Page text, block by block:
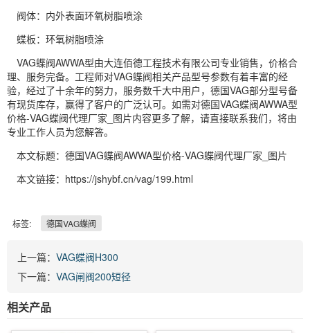
阀体：内外表面环氧树脂喷涂
蝶板：环氧树脂喷涂
VAG蝶阀AWWA型由大连佰德工程技术有限公司专业销售，价格合
理、服务完备。工程师对VAG蝶阀相关产品型号参数有着丰富的经
验，经过了十余年的努力，服务数千大中用户，德国VAG部分型号备
有现货库存，赢得了客户的广泛认可。如需对德国VAG蝶阀AWWA型
价格-VAG蝶阀代理厂家_图片内容更多了解，请直接联系我们，将由
专业工作人员为您解答。
本文标题：德国VAG蝶阀AWWA型价格-VAG蝶阀代理厂家_图片
本文链接：https://jshybf.cn/vag/199.html
标签: 德国VAG蝶阀
上一篇： VAG蝶阀H300
下一篇： VAG闸阀200短径
相关产品